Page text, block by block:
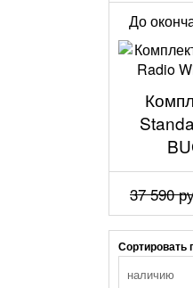
До
37 590
Сортировать